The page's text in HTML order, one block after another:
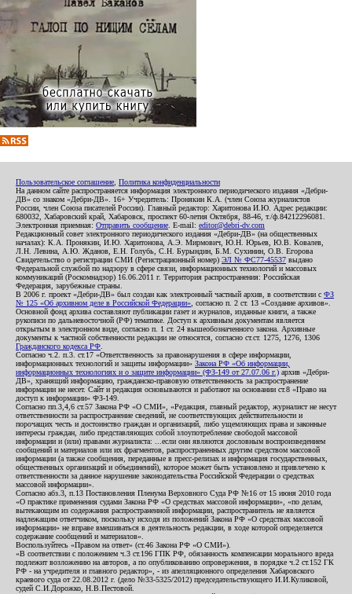
Пользовательское соглашение Политика конфиденциальности
На данном сайте распространяется информация электронного периодического издания «Дебри-
ДВ» со знаком «Дебри-ДВ». 16+ Учредитель: Пронякин К.А. (член Союза журналистов
России, член Союза писателей России). Главный редактор: Харитонова И.Ю. Адрес редакции:
680032, Хабаровский край, Хабаровск, проспект 60-летия Октября, 88-46, т./ф.84212296081.
Электронная приемная: Отправить сообщение . E-mail: editor@debri-dv.com
Редакционный совет электронного периодического издания «Дебри-ДВ» (на общественных
началах): К.А. Пронякин, И.Ю. Харитонова, А.Э. Мирмович, Ю.Н. Юрьев, Ю.В. Ковалев,
Л.Н. Левина, А.Ю. Жданов, Е.Н. Голубь, С.Н. Бурындин, Б.М. Сухинин, О.В. Егорова
Свидетельство о регистрации СМИ (Регистрационный номер) ЭЛ № ФС77-45537 выдано
Федеральной службой по надзору в сфере связи, информационных технологий и массовых
коммуникаций (Роскомнадзор) 16.06.2011 г. Территория распространения: Российская
Федерация, зарубежные страны.
В 2006 г. проект «Дебри-ДВ» был создан как электронный частный архив, в соответствии с ФЗ
№ 125 «Об архивном деле в Российской Федерации» , согласно п. 2 ст. 13 «Создание архивов».
Основной фонд архива составляют публикации газет и журналов, изданные книги, а также
рукописи по дальневосточной (РФ) тематике. Доступ к архивным документам является
открытым в электронном виде, согласно п. 1 ст. 24 вышеобозначенного закона. Архивные
документы к частной собственности редакции не относятся, согласно ст.ст. 1275, 1276, 1306
Гражданского кодекса РФ
Согласно ч.2. п.3. ст.17 «Ответственность за правонарушения в сфере информации,
информационных технологий и защиты информации» Закона РФ «Об информации,
информационных технологиях и о защите информации» (ФЗ-149 от 27.07.06 г.) архив «Дебри-
ДВ», хранящий информацию, гражданско-правовую ответственность за распространение
информации не несет. Сайт и редакция основываются и работают на основании ст.8 «Право на
доступ к информации» ФЗ-149.
Согласно пп.3,4,6 ст.57 Закона РФ «О СМИ», «Редакция, главный редактор, журналист не несут
ответственности за распространение сведений, не соответствующих действительности и
порочащих честь и достоинство граждан и организаций, либо ущемляющих права и законные
интересы граждан, либо представляющих собой злоупотребление свободой массовой
информации и (или) правами журналиста: ...если они являются дословным воспроизведением
сообщений и материалов или их фрагментов, распространенных другим средством массовой
информации (а также сообщения, переданные в пресс-релизах и информация государственных,
общественных организаций и объединений), которое может быть установлено и привлечено к
ответственности за данное нарушение законодательства Российской Федерации о средствах
массовой информации».
Согласно абз.3, п.13 Постановления Пленума Верховного Суда РФ №16 от 15 июня 2010 года
«О практике применения судами Закона РФ «О средствах массовой информации», «по делам,
вытекающим из содержания распространенной информации, распространитель не является
надлежащим ответчиком, поскольку исходя из положений Закона РФ «О средствах массовой
информации» не вправе вмешиваться в деятельность редакции, в ходе которой определяется
содержание сообщений и материалов».
Воспользуйтесь «Правом на ответ» (ст.46 Закона РФ «О СМИ»).
«В соответствии с положением ч.3 ст.196 ГПК РФ, обязанность компенсации морального вреда
подлежит возложению на авторов, а по опубликованию опровержения, в порядке ч.2 ст.152 ГК
РФ - на учредителя и главного редактор», - из апелляционного определения Хабаровского
краевого суда от 22.08.2012 г. (дело №33-5325/2012) председательствующего И.И.Куликовой,
судей С.И.Дорожко, Н.В.Пестовой.